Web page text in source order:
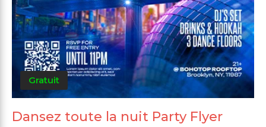
Gratuit
Dansez toute la nuit Party Flyer